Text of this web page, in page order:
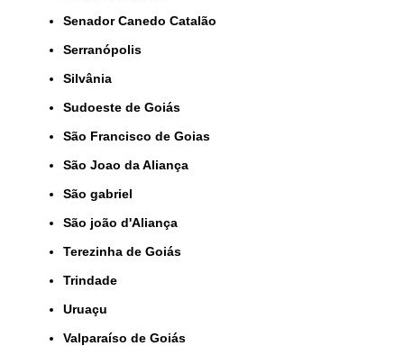
Senador Canedo Catalão
Serranópolis
Silvânia
Sudoeste de Goiás
São Francisco de Goias
São Joao da Aliança
São gabriel
São joão d'Aliança
Terezinha de Goiás
Trindade
Uruaçu
Valparaíso de Goiás